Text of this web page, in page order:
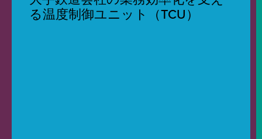
る温度制御ユニット（TCU）